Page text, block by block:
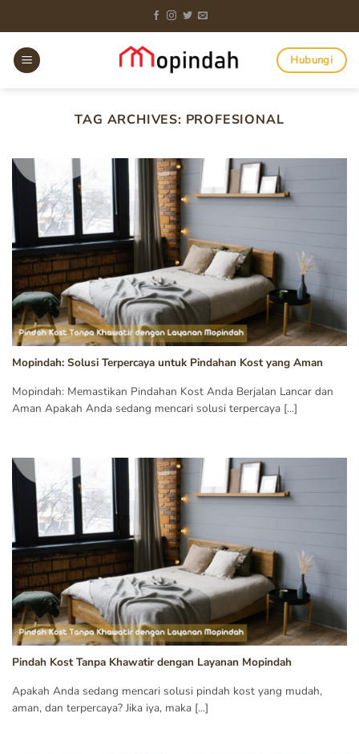
to
content
Hubungi
TAG ARCHIVES: PROFESIONAL
Mopindah: Solusi Terpercaya untuk Pindahan Kost yang Aman
Mopindah: Memastikan Pindahan Kost Anda Berjalan Lancar dan
Aman Apakah Anda sedang mencari solusi terpercaya [...]
Pindah Kost Tanpa Khawatir dengan Layanan Mopindah
Apakah Anda sedang mencari solusi pindah kost yang mudah,
aman, dan terpercaya? Jika iya, maka [...]